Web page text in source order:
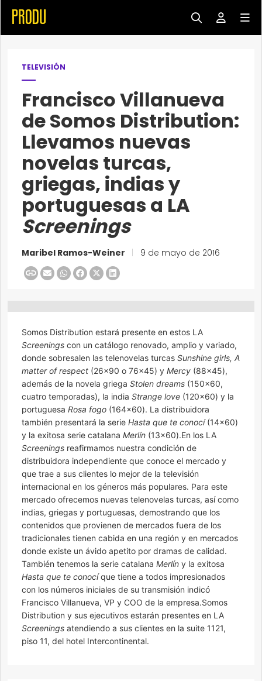
TELEVISIÓN
Francisco Villanueva
de Somos Distribution:
Llevamos nuevas
novelas turcas,
griegas, indias y
portuguesas a LA
Screenings
Maribel Ramos-Weiner 9 de mayo de 2016
Somos Distribution estará presente en estos LA
Screenings con un catálogo renovado, amplio y variado,
donde sobresalen las telenovelas turcas Sunshine girls, A
matter of respect (26×90 o 76×45) y Mercy (88×45),
además de la novela griega Stolen dreams (150×60,
cuatro temporadas), la india Strange love (120×60) y la
portuguesa Rosa fogo (164×60). La distribuidora
también presentará la serie Hasta que te conocí(14×60)
y la exitosa serie catalana Merlín (13×60).En los LA
Screenings reafirmamos nuestra condición de
distribuidora independiente que conoce el mercado y
que trae a sus clientes lo mejor de la televisión
internacional en los géneros más populares. Para este
mercado ofrecemos nuevas telenovelas turcas, así como
indias, griegas y portuguesas, demostrando que los
contenidos que provienen de mercados fuera de los
tradicionales tienen cabida en una región y en mercados
donde existe un ávido apetito por dramas de calidad.
También tenemos la serie catalana Merlín y la exitosa
Hasta que te conocíque tiene a todos impresionados
con los números iniciales de su transmisión indicó
Francisco Villanueva, VP y COO de la empresa.Somos
Distribution y sus ejecutivos estarán presentes en LA
Screenings atendiendo a sus clientes en la suite 1121,
piso 11, del hotel Intercontinental.